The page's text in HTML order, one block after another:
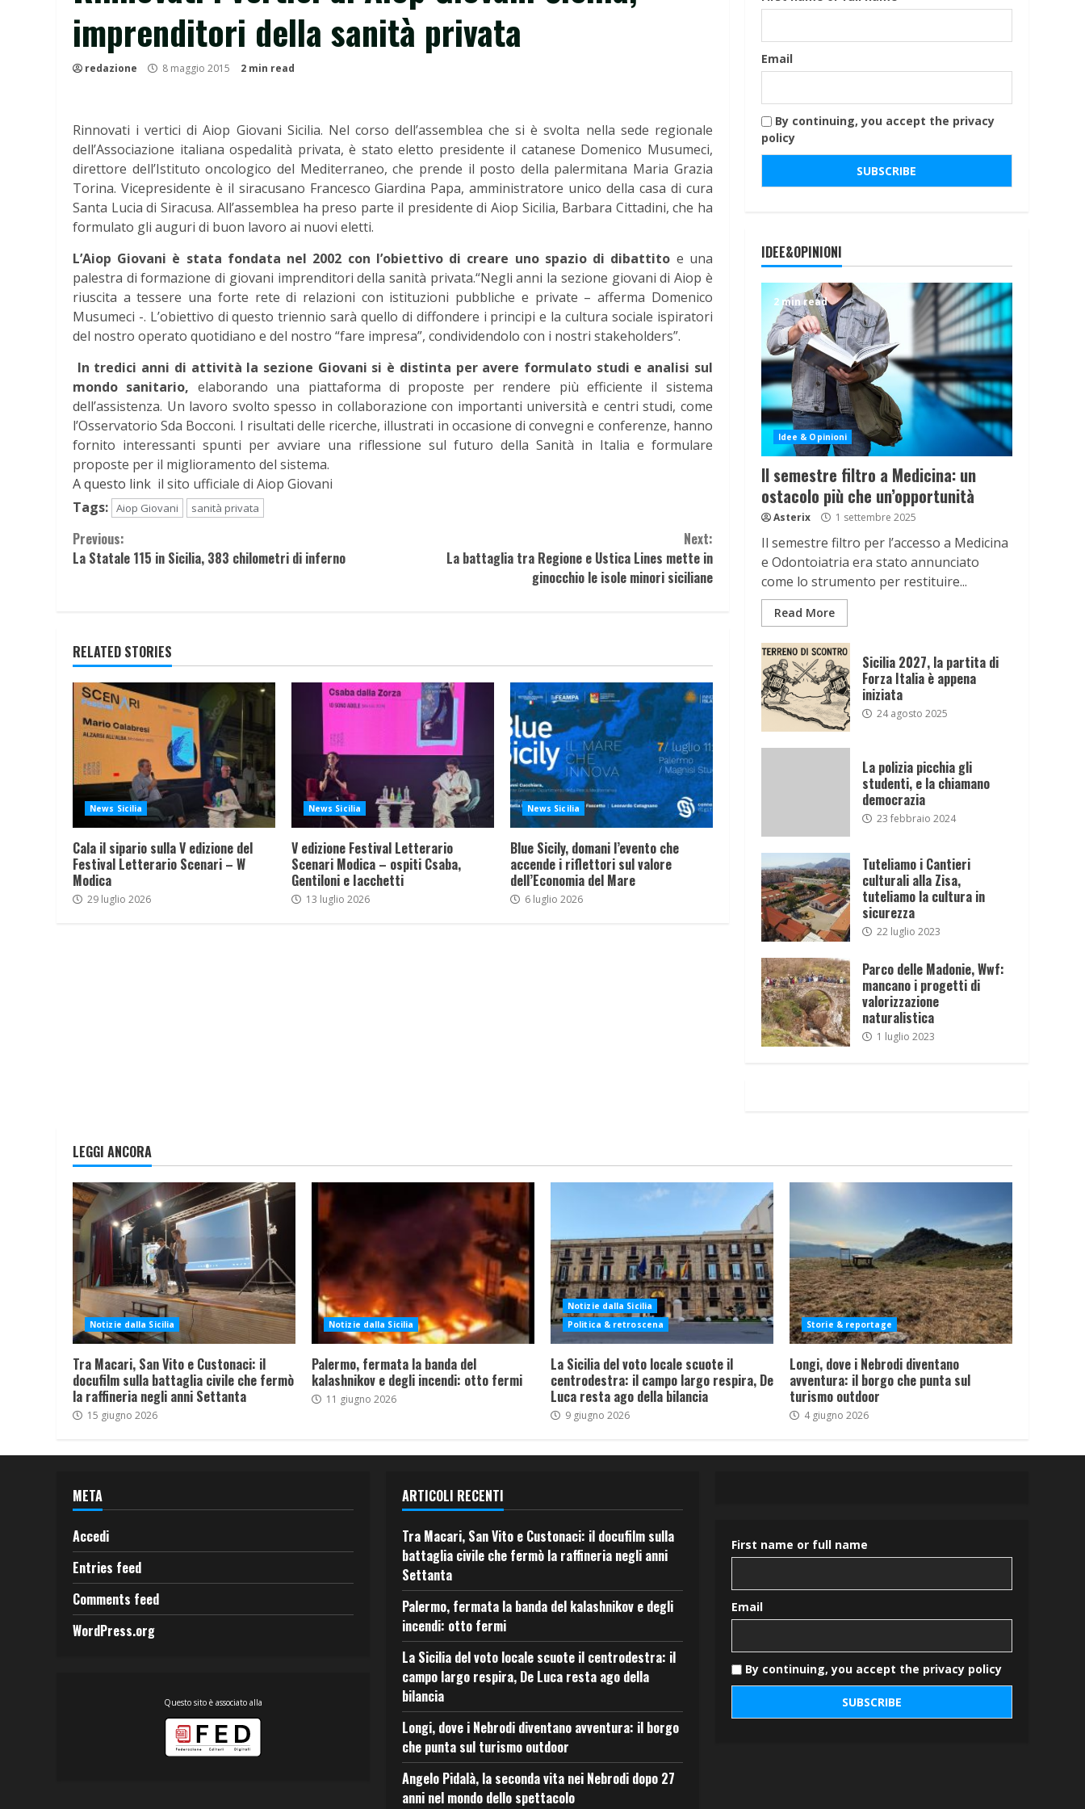
imprenditori della sanità privata
redazione 8 maggio 2015 2 min read
Rinnovati i vertici di Aiop Giovani Sicilia. Nel corso dell’assemblea che si è svolta nella sede regionale
dell’Associazione italiana ospedalità privata, è stato eletto presidente il catanese Domenico Musumeci,
direttore dell’Istituto oncologico del Mediterraneo, che prende il posto della palermitana Maria Grazia
Torina. Vicepresidente è il siracusano Francesco Giardina Papa, amministratore unico della casa di cura
Santa Lucia di Siracusa. All’assemblea ha preso parte il presidente di Aiop Sicilia, Barbara Cittadini, che ha
formulato gli auguri di buon lavoro ai nuovi eletti.
L’Aiop Giovani è stata fondata nel 2002 con l’obiettivo di creare uno spazio di dibattito e una
palestra di formazione di giovani imprenditori della sanità privata.“Negli anni la sezione giovani di Aiop è
riuscita a tessere una forte rete di relazioni con istituzioni pubbliche e private – afferma Domenico
Musumeci -. L’obiettivo di questo triennio sarà quello di diffondere i principi e la cultura sociale ispiratori
del nostro operato quotidiano e del nostro “fare impresa”, condividendolo con i nostri stakeholders”.
In tredici anni di attività la sezione Giovani si è distinta per avere formulato studi e analisi sul
mondo sanitario, elaborando una piattaforma di proposte per rendere più efficiente il sistema
dell’assistenza. Un lavoro svolto spesso in collaborazione con importanti università e centri studi, come
l’Osservatorio Sda Bocconi. I risultati delle ricerche, illustrati in occasione di convegni e conferenze, hanno
fornito interessanti spunti per avviare una riflessione sul futuro della Sanità in Italia e formulare
proposte per il miglioramento del sistema.
A questo link il sito ufficiale di Aiop Giovani
Tags: Aiop Giovani sanità privata
Continue
Reading
Previous:
La Statale 115 in Sicilia, 383 chilometri di inferno
Next:
La battaglia tra Regione e Ustica Lines mette in
ginocchio le isole minori siciliane
RELATED STORIES
News Sicilia
Cala il sipario sulla V edizione del
Festival Letterario Scenari – W
Modica
29 luglio 2026
News Sicilia
V edizione Festival Letterario
Scenari Modica – ospiti Csaba,
Gentiloni e Iacchetti
13 luglio 2026
News Sicilia
Blue Sicily, domani l’evento che
accende i riflettori sul valore
dell’Economia del Mare
6 luglio 2026
Email
By continuing, you accept the privacy
policy
IDEE&OPINIONI
2 min read
Idee & Opinioni
Il semestre filtro a Medicina: un
ostacolo più che un’opportunità
Asterix 1 settembre 2025
Il semestre filtro per l’accesso a Medicina
e Odontoiatria era stato annunciato
come lo strumento per restituire...
Read More
Sicilia 2027, la partita di
Forza Italia è appena
iniziata
24 agosto 2025
La polizia picchia gli
studenti, e la chiamano
democrazia
23 febbraio 2024
Tuteliamo i Cantieri
culturali alla Zisa,
tuteliamo la cultura in
sicurezza
22 luglio 2023
Parco delle Madonie, Wwf:
mancano i progetti di
valorizzazione
naturalistica
1 luglio 2023
LEGGI ANCORA
Notizie dalla Sicilia
Tra Macari, San Vito e Custonaci: il
docufilm sulla battaglia civile che fermò
la raffineria negli anni Settanta
15 giugno 2026
Notizie dalla Sicilia
Palermo, fermata la banda del
kalashnikov e degli incendi: otto fermi
11 giugno 2026
Notizie dalla Sicilia
Politica & retroscena
La Sicilia del voto locale scuote il
centrodestra: il campo largo respira, De
Luca resta ago della bilancia
9 giugno 2026
Storie & reportage
Longi, dove i Nebrodi diventano
avventura: il borgo che punta sul
turismo outdoor
4 giugno 2026
META
Accedi
Entries feed
Comments feed
WordPress.org
Questo sito è associato alla
ARTICOLI RECENTI
Tra Macari, San Vito e Custonaci: il docufilm sulla
battaglia civile che fermò la raffineria negli anni
Settanta
Palermo, fermata la banda del kalashnikov e degli
incendi: otto fermi
La Sicilia del voto locale scuote il centrodestra: il
campo largo respira, De Luca resta ago della
bilancia
Longi, dove i Nebrodi diventano avventura: il borgo
che punta sul turismo outdoor
Angelo Pidalà, la seconda vita nei Nebrodi dopo 27
anni nel mondo dello spettacolo
First name or full name
Email
By continuing, you accept the privacy policy